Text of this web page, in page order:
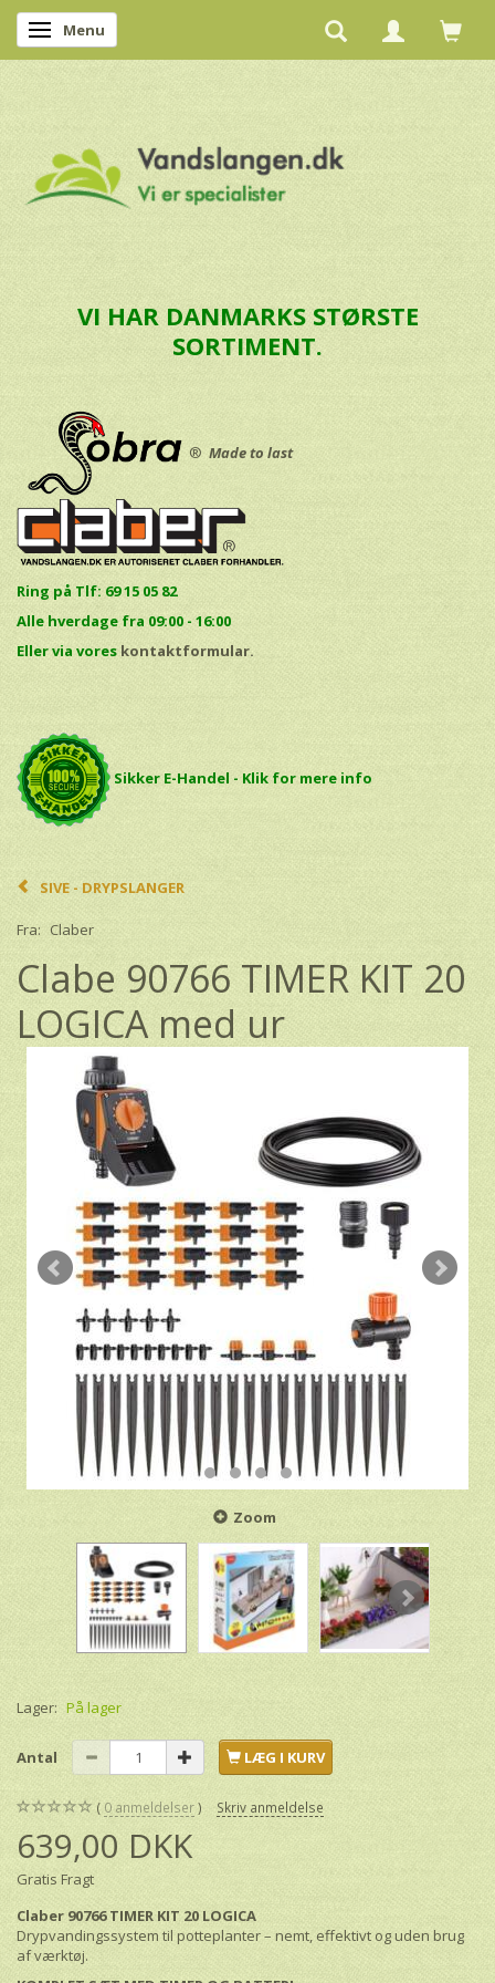
Skifte navigation
Menu
VI HAR DANMARKS STØRSTE
SORTIMENT.
® Made to last
Ring på Tlf: 69 15 05 82
Alle hverdage fra 09:00 - 16:00
Eller via vores kontaktformular.
Sikker E-Handel - Klik for mere info
SIVE - DRYPSLANGER
Fra: Claber
Clabe 90766 TIMER KIT 20
LOGICA med ur
Zoom
Lager: På lager
Antal LÆG I KURV
0 anmeldelser Skriv anmeldelse
639,00 DKK
Gratis Fragt
Claber 90766 TIMER KIT 20 LOGICA
Drypvandingssystem til potteplanter – nemt, effektivt og uden brug
af værktøj.